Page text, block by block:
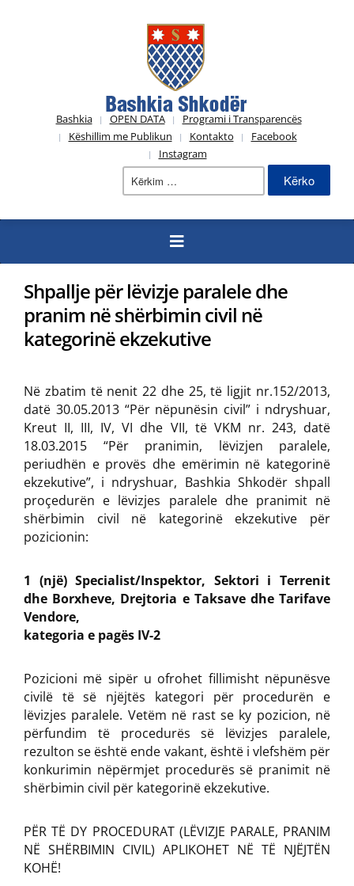
Bashkia OPEN DATA
Programi i Transparencës
Këshillim me Publikun
Kontakto
Facebook
Instagram
Kërko
Shpallje për lëvizje paralele dhe
pranim në shërbimin civil në
kategorinë ekzekutive
Në zbatim të nenit 22 dhe 25, të ligjit nr.152/2013,
datë 30.05.2013 “Për nëpunësin civil” i ndryshuar,
Kreut II, III, IV, VI dhe VII, të VKM nr. 243, datë
18.03.2015 “Për pranimin, lëvizjen paralele,
periudhën e provës dhe emërimin në kategorinë
ekzekutive”, i ndryshuar, Bashkia Shkodër shpall
proçedurën e lëvizjes paralele dhe pranimit në
shërbimin civil në kategorinë ekzekutive për
pozicionin:
1 (një) Specialist/Inspektor, Sektori i Terrenit
dhe Borxheve, Drejtoria e Taksave dhe Tarifave
Vendore,
kategoria e pagës IV-2
Pozicioni më sipër u ofrohet fillimisht nëpunësve
civilë të së njëjtës kategori për procedurën e
lëvizjes paralele. Vetëm në rast se ky pozicion, në
përfundim të procedurës së lëvizjes paralele,
rezulton se është ende vakant, është i vlefshëm për
konkurimin nëpërmjet procedurës së pranimit në
shërbimin civil për kategorinë ekzekutive.
PËR TË DY PROCEDURAT (LËVIZJE PARALE, PRANIM
NË SHËRBIMIN CIVIL) APLIKOHET NË TË NJËJTËN
KOHË!